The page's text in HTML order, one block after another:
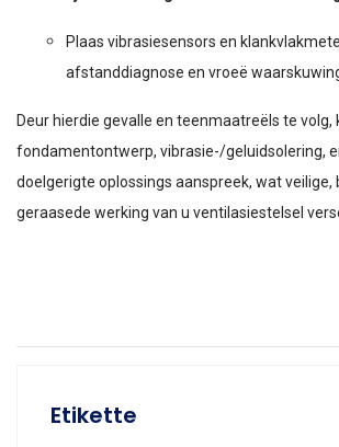
Plaas vibrasiesensors en
afstanddiagnose en vroeë
Deur hierdie gevalle en teenmaatreëls te volg,
fondamentontwerp, vibrasie-/geluidsolering,
doelgerigte oplossings aanspreek, wat veilige,
geraasede werking van u ventilasiestelsel
Etikette